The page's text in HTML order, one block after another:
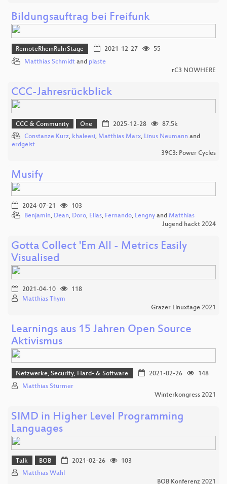
Bildungsauftrag bei Freifunk
RemoteRheinRuhrStage 2021-12-27
55
Matthias Schmidt and plaste
rC3 NOWHERE
CCC-Jahresrückblick
CCC & Community One 2025-12-28
87.5k
Constanze Kurz, khaleesi, Matthias Marx, Linus Neumann and
erdgeist
39C3: Power Cycles
Musify
2024-07-21
103
Benjamin, Dean, Doro, Elias, Fernando, Lengny and Matthias
Jugend hackt 2024
Gotta Collect 'Em All - Metrics Easily
Visualised
2021-04-10
118
Matthias Thym
Grazer Linuxtage 2021
Learnings aus 15 Jahren Open Source
Aktivismus
Netzwerke, Security, Hard- & Software 2021-02-26
148
Matthias Stürmer
Winterkongress 2021
SIMD in Higher Level Programming
Languages
Talk BOB 2021-02-26
103
Matthias Wahl
BOB Konferenz 2021